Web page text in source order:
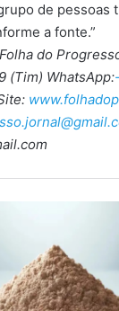
de pessoas
a fonte.”
do
(Tim) WhatsApp: